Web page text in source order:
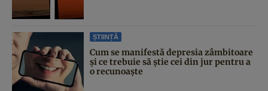
ȘTIINȚĂ
Cum se manifestă depresia zâmbitoare
și ce trebuie să știe cei din jur pentru a
o recunoaște